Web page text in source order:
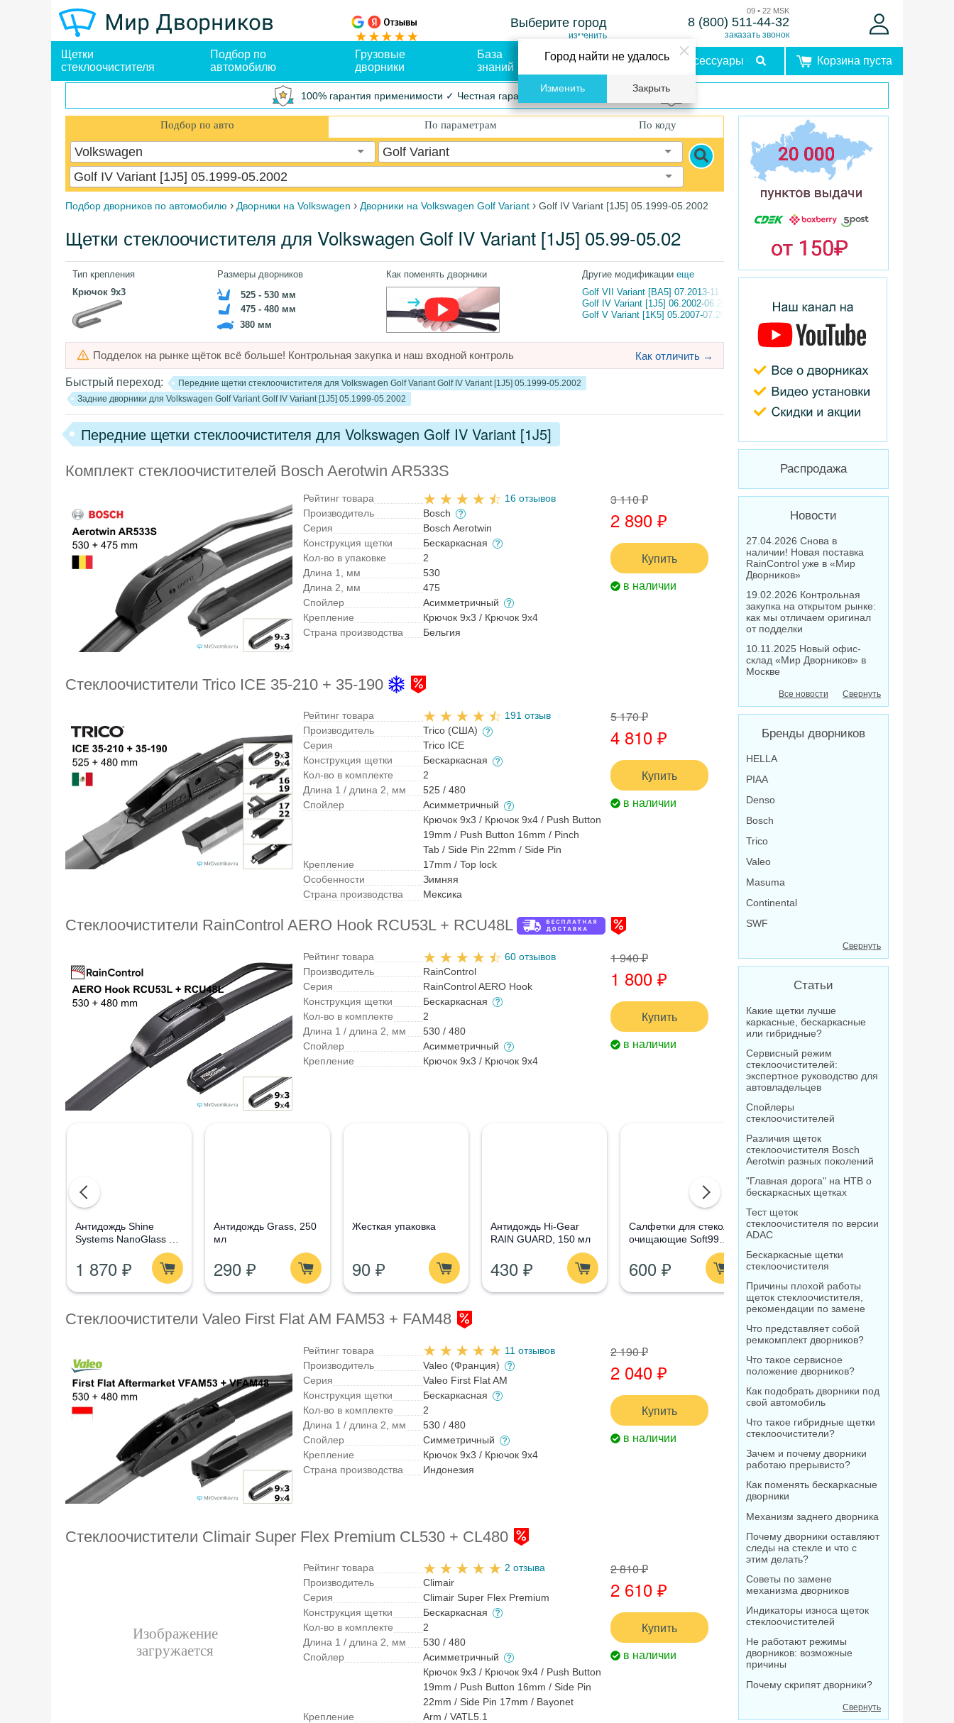
Выберите город
изменить
09 • 22 MSK
8 (800) 511-44-32
заказать звонок
Щетки
стеклоочистителя
Подбор по
автомобилю
Грузовые
дворники
База
знаний
Оплата и
Аксессуары Корзина пуста
100% гарантия применимости ✓ Честная гарантия ✓ Упрощенный возврат
Подбор по авто По параметрам По коду
Volkswagen
Golf Variant
Golf IV Variant [1J5] 05.1999-05.2002
Подбор дворников по автомобилю › Дворники на Volkswagen › Дворники на Volkswagen Golf Variant › Golf IV Variant [1J5] 05.1999-05.2002
Щетки стеклоочистителя для Volkswagen Golf IV Variant [1J5] 05.99-05.02
Тип крепления
Крючок 9x3
Размеры дворников
525 - 530 мм
475 - 480 мм
380 мм
Как поменять дворники Другие модификации еще
Golf VII Variant [BA5] 07.2013-11.2020
Golf IV Variant [1J5] 06.2002-06.2006
Golf V Variant [1K5] 05.2007-07.2009
Подделок на рынке щёток всё больше! Контрольная закупка и наш входной контроль Как отличить →
Быстрый переход:
Передние щетки стеклоочистителя для Volkswagen Golf Variant Golf IV Variant [1J5] 05.1999-05.2002
Задние дворники для Volkswagen Golf Variant Golf IV Variant [1J5] 05.1999-05.2002
Передние щетки стеклоочистителя для Volkswagen Golf IV Variant [1J5]
Комплект стеклоочистителей Bosch Aerotwin AR533S
Рейтинг товара
16 отзывов
Производитель
Bosch
Серия
Bosch Aerotwin
Конструкция щетки
Бескаркасная
Кол-во в упаковке
2
Длина 1, мм
530
Длина 2, мм
475
Спойлер
Асимметричный
Крепление
Крючок 9x3 / Крючок 9x4
Страна производства
Бельгия
3 110 ₽
2 890 ₽
Купить
в наличии
Стеклоочистители Trico ICE 35-210 + 35-190
Рейтинг товара
191 отзыв
Производитель
Trico (США)
Серия
Trico ICE
Конструкция щетки
Бескаркасная
Кол-во в комплекте
2
Длина 1 / длина 2, мм
525 / 480
Спойлер
Асимметричный
Крепление
Крючок 9x3 / Крючок 9x4 / Push Button
19mm / Push Button 16mm / Pinch
Tab / Side Pin 22mm / Side Pin
17mm / Top lock
Особенности
Зимняя
Страна производства
Мексика
5 170 ₽
4 810 ₽
Купить
в наличии
Стеклоочистители RainControl AERO Hook RCU53L + RCU48L
Рейтинг товара
60 отзывов
Производитель
RainControl
Серия
RainControl AERO Hook
Конструкция щетки
Бескаркасная
Кол-во в комплекте
2
Длина 1 / длина 2, мм
530 / 480
Спойлер
Асимметричный
Крепление
Крючок 9x3 / Крючок 9x4
1 940 ₽
1 800 ₽
Купить
в наличии
Aнтидождь Shine
Systems NanoGlass Kit
- Набор по уходу за
стеклом
1 870 ₽
Антидождь Grass, 250
мл
290 ₽
Жесткая упаковка
90 ₽
Антидождь Hi-Gear
RAIN GUARD, 150 мл
430 ₽
Салфетки для стекол
очищающие Soft99
Glass Cleaning Wipes,
10 шт
600 ₽
Омыватель стекол
концентрат Лавр
Orange Антимуха, 120
мл
210 ₽
Стеклоочистители Valeo First Flat AM FAM53 + FAM48
Рейтинг товара
11 отзывов
Производитель
Valeo (Франция)
Серия
Valeo First Flat AM
Конструкция щетки
Бескаркасная
Кол-во в комплекте
2
Длина 1 / длина 2, мм
530 / 480
Спойлер
Симметричный
Крепление
Крючок 9x3 / Крючок 9x4
Страна производства
Индонезия
2 190 ₽
2 040 ₽
Купить
в наличии
Стеклоочистители Climair Super Flex Premium CL530 + CL480
Рейтинг товара
2 отзыва
Производитель
Climair
Серия
Climair Super Flex Premium
Конструкция щетки
Бескаркасная
Кол-во в комплекте
2
Длина 1 / длина 2, мм
530 / 480
Спойлер
Асимметричный
Крепление
Крючок 9x3 / Крючок 9x4 / Push Button
19mm / Push Button 16mm / Side Pin
22mm / Side Pin 17mm / Bayonet
Arm / VATL5.1
2 810 ₽
2 610 ₽
Купить
в наличии
Распродажа
Новости
27.04.2026 Снова в
наличии! Новая поставка
RainControl уже в «Мир
Дворников»
19.02.2026 Контрольная
закупка на открытом рынке:
как мы отличаем оригинал
от подделки
10.11.2025 Новый офис-
склад «Мир Дворников» в
Москве
Свернуть
Все новости
Бренды дворников
HELLA
PIAA
Denso
Bosch
Trico
Valeo
Masuma
Continental
SWF
Свернуть
Статьи
Какие щетки лучше
каркасные, бескаркасные
или гибридные?
Сервисный режим
стеклоочистителей:
экспертное руководство для
автовладельцев
Спойлеры
стеклоочистителей
Различия щеток
стеклоочистителя Bosch
Aerotwin разных поколений
"Главная дорога" на НТВ о
бескаркасных щетках
Тест щеток
стеклоочистителя по версии
ADAC
Бескаркасные щетки
стеклоочистителя
Причины плохой работы
щеток стеклоочистителя,
рекомендации по замене
Что представляет собой
ремкомплект дворников?
Что такое сервисное
положение дворников?
Как подобрать дворники под
свой автомобиль
Что такое гибридные щетки
стеклоочистители?
Зачем и почему дворники
работаю прерывисто?
Как поменять бескаркасные
дворники
Механизм заднего дворника
Почему дворники оставляют
следы на стекле и что с
этим делать?
Советы по замене
механизма дворников
Индикаторы износа щеток
стеклоочистителей
Не работают режимы
дворников: возможные
причины
Почему скрипят дворники?
Свернуть
Город найти не удалось
Изменить Закрыть